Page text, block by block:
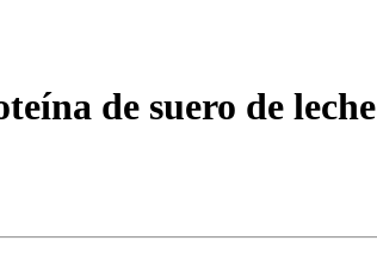
de suero de leche